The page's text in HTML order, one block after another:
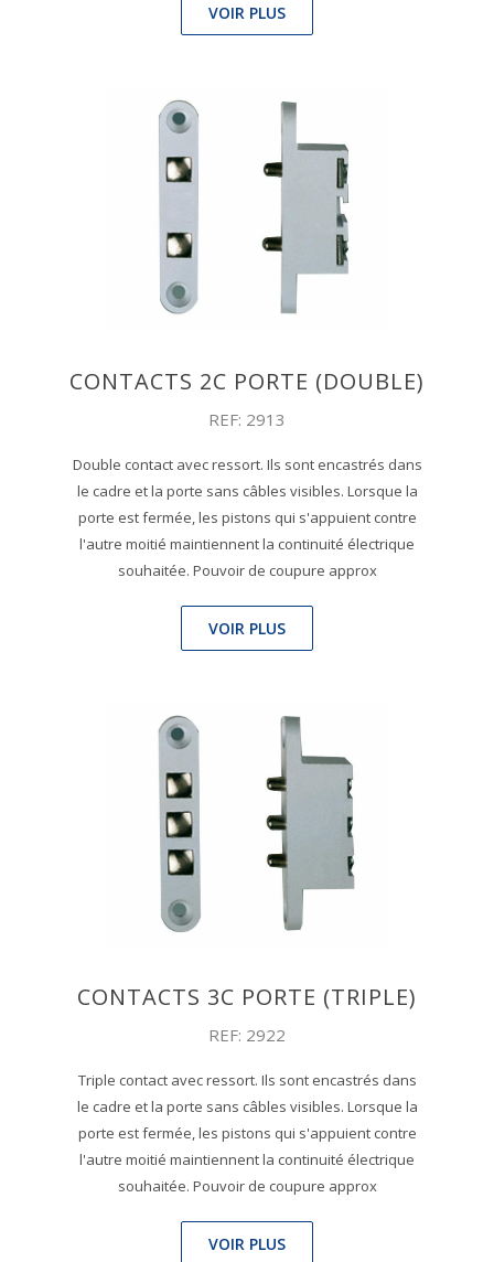
VOIR PLUS
CONTACTS 2C PORTE (DOUBLE)
REF: 2913
Double contact avec ressort. Ils sont encastrés dans
le cadre et la porte sans câbles visibles. Lorsque la
porte est fermée, les pistons qui s'appuient contre
l'autre moitié maintiennent la continuité électrique
souhaitée. Pouvoir de coupure approx
VOIR PLUS
CONTACTS 3C PORTE (TRIPLE)
REF: 2922
Triple contact avec ressort. Ils sont encastrés dans
le cadre et la porte sans câbles visibles. Lorsque la
porte est fermée, les pistons qui s'appuient contre
l'autre moitié maintiennent la continuité électrique
souhaitée. Pouvoir de coupure approx
VOIR PLUS